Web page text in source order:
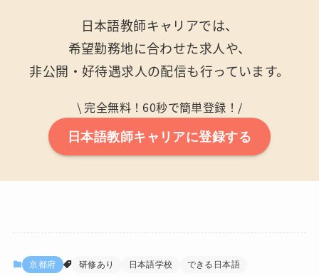
日本語教師キャリアでは、
希望勤務地に合わせた求人や、
非公開・好待遇求人の配信も行っています。
\ 完全無料！60秒で簡単登録！/
日本語教師キャリアに登録する
京都府 研修あり 日本語学校 できる日本語